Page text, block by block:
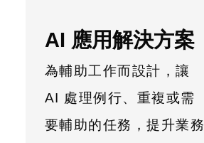
AI 應用解決方案
為輔助工作而設計，讓
AI 處理例行、重複或需
要輔助的任務，提升業務